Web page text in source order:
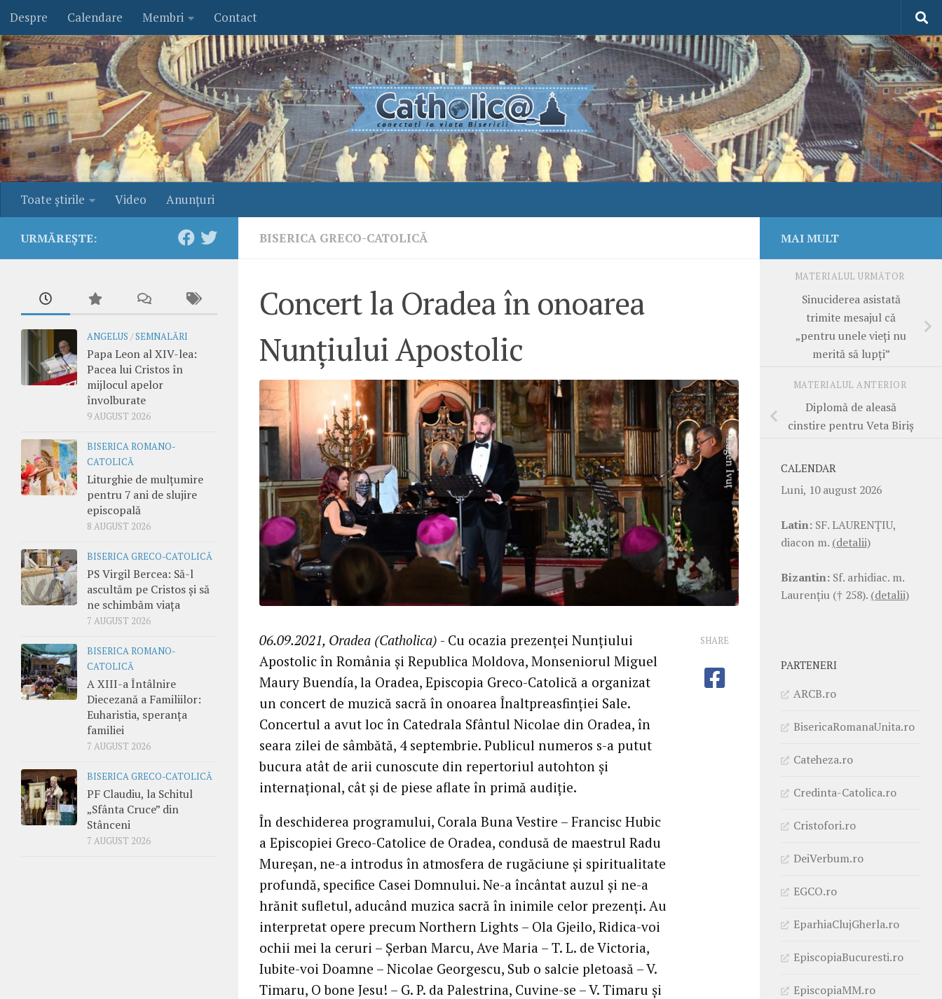
Skip to content
Despre Calendare Membri Contact
Toate ştirile Video Anunţuri
BISERICA GRECO-CATOLICĂ
Concert la Oradea în onoarea
Nunțiului Apostolic
06.09.2021, Oradea (Catholica) - Cu ocazia prezenței Nunțiului
Apostolic în România și Republica Moldova, Monseniorul Miguel
Maury Buendía, la Oradea, Episcopia Greco-Catolică a organizat
un concert de muzică sacră în onoarea Înaltpreasfinției Sale.
Concertul a avut loc în Catedrala Sfântul Nicolae din Oradea, în
seara zilei de sâmbătă, 4 septembrie. Publicul numeros s-a putut
bucura atât de arii cunoscute din repertoriul autohton și
internațional, cât și de piese aflate în primă audiție.
În deschiderea programului, Corala Buna Vestire – Francisc Hubic
a Episcopiei Greco-Catolice de Oradea, condusă de maestrul Radu
Mureșan, ne-a introdus în atmosfera de rugăciune și spiritualitate
profundă, specifice Casei Domnului. Ne-a încântat auzul și ne-a
hrănit sufletul, aducând muzica sacră în inimile celor prezenți. Au
interpretat opere precum Northern Lights – Ola Gjeilo, Ridica-voi
ochii mei la ceruri – Șerban Marcu, Ave Maria – T. L. de Victoria,
Iubite-voi Doamne – Nicolae Georgescu, Sub o salcie pletoasă – V.
Timaru, O bone Jesu! – G. P. da Palestrina, Cuvine-se – V. Timaru și
SHARE
URMĂREȘTE:
ANGELUS /SEMNALĂRI
Papa Leon al XIV-lea:
Pacea lui Cristos în
mijlocul apelor
învolburate
9 AUGUST 2026
BISERICA ROMANO-
CATOLICĂ
Liturghie de mulțumire
pentru 7 ani de slujire
episcopală
8 AUGUST 2026
BISERICA GRECO-CATOLICĂ
PS Virgil Bercea: Să-l
ascultăm pe Cristos și să
ne schimbăm viața
7 AUGUST 2026
BISERICA ROMANO-
CATOLICĂ
A XIII-a Întâlnire
Diecezană a Familiilor:
Euharistia, speranța
familiei
7 AUGUST 2026
BISERICA GRECO-CATOLICĂ
PF Claudiu, la Schitul
„Sfânta Cruce” din
Stânceni
7 AUGUST 2026
MAI MULT
MATERIALUL URMĂTOR
Sinuciderea asistată
trimite mesajul că
„pentru unele vieți nu
merită să lupți”
MATERIALUL ANTERIOR
Diplomă de aleasă
cinstire pentru Veta Biriș
CALENDAR
Luni, 10 august 2026
Latin: SF. LAURENŢIU,
diacon m. (detalii)
Bizantin: Sf. arhidiac. m.
Laurenţiu († 258). (detalii)
PARTENERI
ARCB.ro
BisericaRomanaUnita.ro
Cateheza.ro
Credinta-Catolica.ro
Cristofori.ro
DeiVerbum.ro
EGCO.ro
EparhiaClujGherla.ro
EpiscopiaBucuresti.ro
EpiscopiaMM.ro